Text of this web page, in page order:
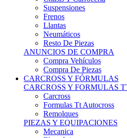
Frenos
Llantas
Neumáticos
Resto De Piezas
ANUNCIOS DE COMPRA
Compra Vehículos
Compra De Piezas
CARCROSS Y FÓRMULAS
CARCROSS Y FORMULAS TT
Carcross
Formulas Tt Autocross
Remolques
PIEZAS Y EQUIPACIONES
Mecanica
Electrónica